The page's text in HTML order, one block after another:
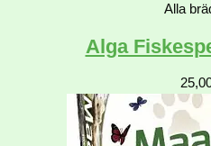
Alla
Alga